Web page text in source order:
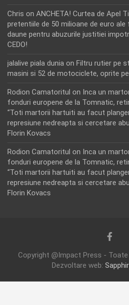
Chris on ANCHETA! Curtea de Apel
pretentiile de 50 milioane de euro ale
daune pentru abuzurile justitiei
CEDO!
jalalive piala dunia on Filtru rutier pe
masini si 52 de motociclete, oprite
Rodion Camatoritul on Inca un
fonduri europene de la Tomnatic,
“Toti martorii hartuiti au facut
represiune nedreapta si cercetare
Florin Kovacs
Rodion Camatoritul on Inca un
fonduri europene de la Tomnatic,
“Toti martorii hartuiti au facut
represiune nedreapta si cercetare
Florin Kovacs
Copyright @Impact Press -
Dezvoltare web: